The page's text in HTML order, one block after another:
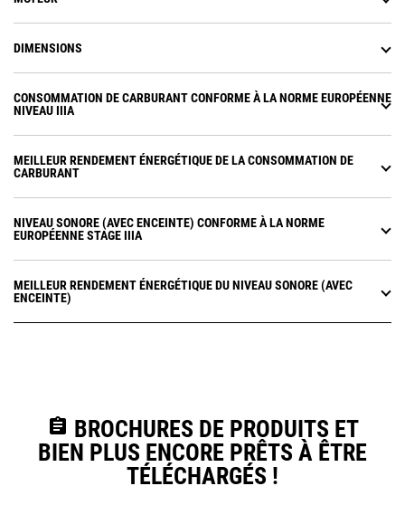
DIMENSIONS
CONSOMMATION DE CARBURANT CONFORME À LA NORME EUROPÉENNE
NIVEAU IIIA
MEILLEUR RENDEMENT ÉNERGÉTIQUE DE LA CONSOMMATION DE
CARBURANT
NIVEAU SONORE (AVEC ENCEINTE) CONFORME À LA NORME
EUROPÉENNE STAGE IIIA
MEILLEUR RENDEMENT ÉNERGÉTIQUE DU NIVEAU SONORE (AVEC
ENCEINTE)
assignment BROCHURES DE PRODUITS ET
BIEN PLUS ENCORE PRÊTS À ÊTRE
TÉLÉCHARGÉS !